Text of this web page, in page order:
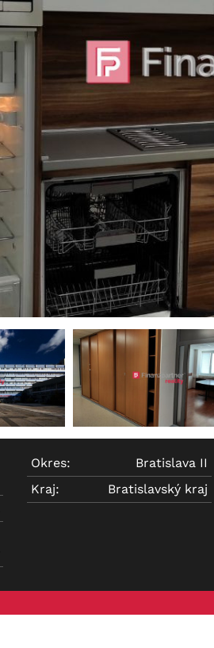
Okres:
Bratislava II
Kraj:
Bratislavský kraj